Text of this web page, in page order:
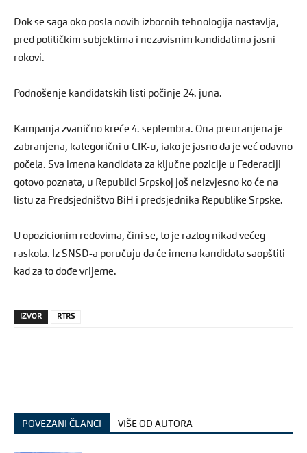
Dok se saga oko posla novih izbornih tehnologija nastavlja,
pred političkim subjektima i nezavisnim kandidatima jasni
rokovi.
Podnošenje kandidatskih listi počinje 24. juna.
Kampanja zvanično kreće 4. septembra. Ona preuranjena je
zabranjena, kategorični u CIK-u, iako je jasno da je već odavno
počela. Sva imena kandidata za ključne pozicije u Federaciji
gotovo poznata, u Republici Srpskoj još neizvjesno ko će na
listu za Predsjedništvo BiH i predsjednika Republike Srpske.
U opozicionim redovima, čini se, to je razlog nikad većeg
raskola. Iz SNSD-a poručuju da će imena kandidata saopštiti
kad za to dođe vrijeme.
IZVOR RTRS
POVEZANI ČLANCI VIŠE OD AUTORA